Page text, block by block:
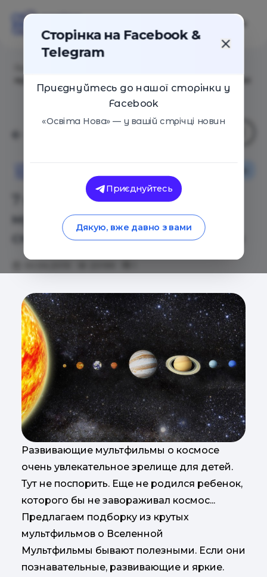
7 крутых развивающих
мультфильмов о космосе:
смотрите вместе с детьми
Развивающие мультфильмы о космосе
очень увлекательное зрелище для детей.
Тут не поспорить. Еще не родился ребенок,
которого бы не завораживал космос...
Предлагаем подборку из крутых
мультфильмов о Вселенной
Мультфильмы бывают полезными. Если они
познавательные, развивающие и яркие.
Сторінка на Facebook &
Telegram
Приєднуйтесь до нашої сторінки у
Facebook
«Освіта Нова» — у вашій стрічці новин
Приєднуйтесь
Дякую, вже давно з вами